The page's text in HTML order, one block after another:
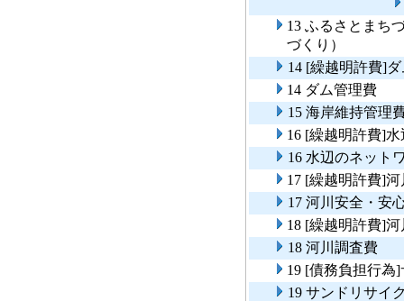
13 ふるさとまち
づくり）
14 [繰越明許費]
14 ダム管理費
15 海岸維持管理
16 [繰越明許費]
16 水辺のネット
17 [繰越明許費]
17 河川安全・安
18 [繰越明許費]
18 河川調査費
19 [債務負担行為
19 サンドリサイ